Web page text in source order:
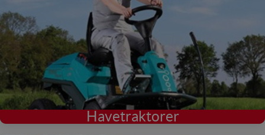
Havetraktorer